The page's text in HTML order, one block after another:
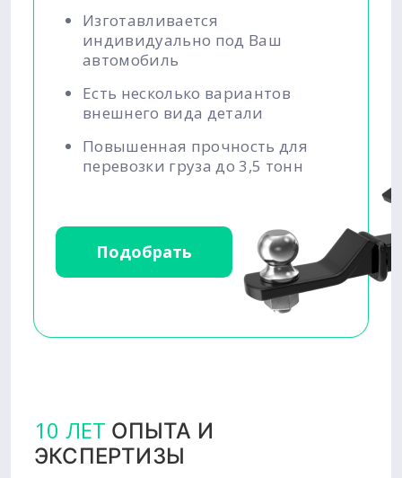
Изготавливается
индивидуально под Ваш
автомобиль
Есть несколько вариантов
внешнего вида детали
Повышенная прочность для
перевозки груза до 3,5 тонн
Подобрать
10 ЛЕТ ОПЫТА И
ЭКСПЕРТИЗЫ